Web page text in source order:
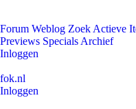
Forum Weblog Zoek Actieve
Previews Specials Archief
Inloggen
fok.nl
Inloggen